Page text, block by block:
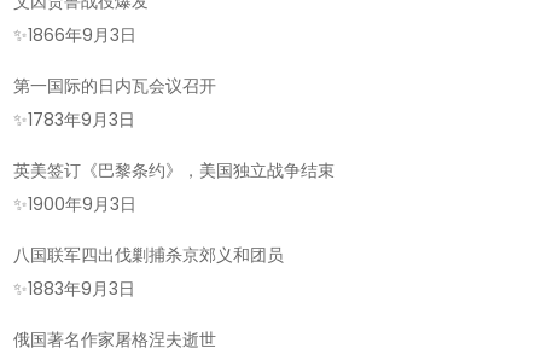
✨1866年9月3日
第一国际的日内瓦会议召开
✨1783年9月3日
英美签订《巴黎条约》，美国独立战争结束
✨1900年9月3日
八国联军四出伐剿捕杀京郊义和团员
✨1883年9月3日
俄国著名作家屠格涅夫逝世